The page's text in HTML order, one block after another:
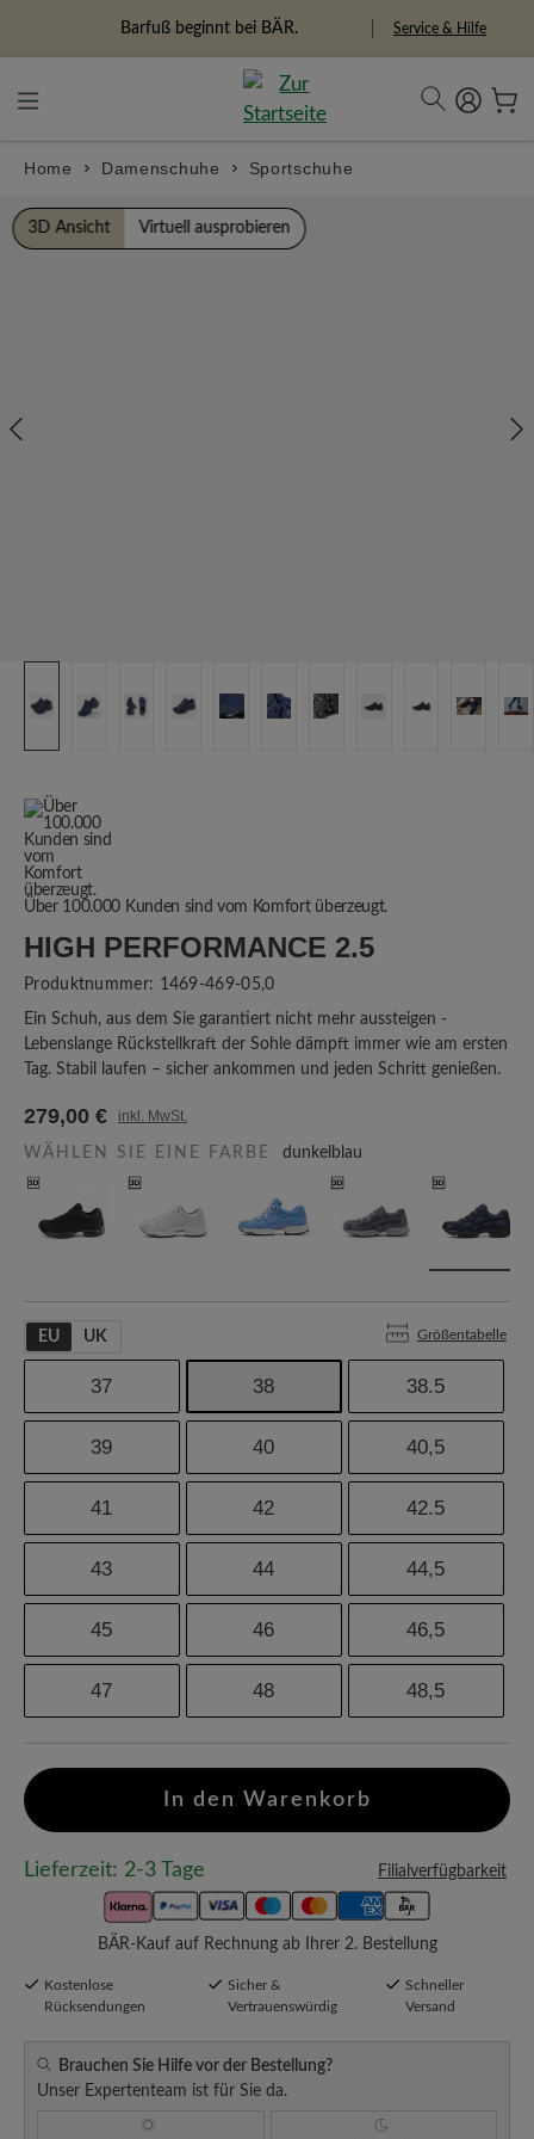
Freiheitspioniere Service & Hilfe
Home Damenschuhe Sportschuhe
Bildergalerie überspringen
3D Ansicht Virtuell ausprobieren
Über 100.000 Kunden sind vom Komfort überzeugt.
HIGH PERFORMANCE 2.5
Produktnummer: 1469-469-05,0
Ein Schuh, aus dem Sie garantiert nicht mehr aussteigen -
Lebenslange Rückstellkraft der Sohle dämpft immer wie am ersten
Tag. Stabil laufen – sicher ankommen und jeden Schritt genießen.
279,00 € inkl. MwSt.
WÄHLEN SIE EINE FARBE dunkelblau
EU UK Größentabelle
37 38 38.5
39 40 40,5
41 42 42.5
43 44 44,5
45 46 46,5
47 48 48,5
In den Warenkorb
Lieferzeit: 2-3 Tage Filialverfügbarkeit
BÄR-Kauf auf Rechnung ab Ihrer 2. Bestellung
Kostenlose
Rücksendungen
Sicher &
Vertrauenswürdig
Schneller
Versand
Brauchen Sie Hilfe vor der Bestellung?
Unser Expertenteam ist für Sie da.